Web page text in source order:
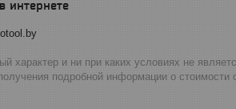
и ни при каких условиях не
подробной информации о стоимости